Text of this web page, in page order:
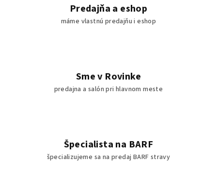
Predajňa a eshop
máme vlastnú predajňu i eshop
Sme v Rovinke
predajna a salón pri hlavnom meste
Špecialista na BARF
špecializujeme sa na predaj BARF stravy